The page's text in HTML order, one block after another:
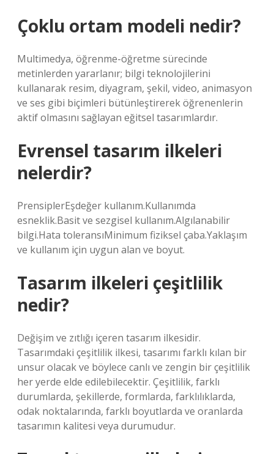
Çoklu ortam modeli nedir?
Multimedya, öğrenme-öğretme sürecinde
metinlerden yararlanır; bilgi teknolojilerini
kullanarak resim, diyagram, şekil, video, animasyon
ve ses gibi biçimleri bütünleştirerek öğrenenlerin
aktif olmasını sağlayan eğitsel tasarımlardır.
Evrensel tasarım ilkeleri
nelerdir?
PrensiplerEşdeğer kullanım.Kullanımda
esneklik.Basit ve sezgisel kullanım.Algılanabilir
bilgi.Hata toleransıMinimum fiziksel çaba.Yaklaşım
ve kullanım için uygun alan ve boyut.
Tasarım ilkeleri çeşitlilik
nedir?
Değişim ve zıtlığı içeren tasarım ilkesidir.
Tasarımdaki çeşitlilik ilkesi, tasarımı farklı kılan bir
unsur olacak ve böylece canlı ve zengin bir çeşitlilik
her yerde elde edilebilecektir. Çeşitlilik, farklı
durumlarda, şekillerde, formlarda, farklılıklarda,
odak noktalarında, farklı boyutlarda ve oranlarda
tasarımın kalitesi veya durumudur.